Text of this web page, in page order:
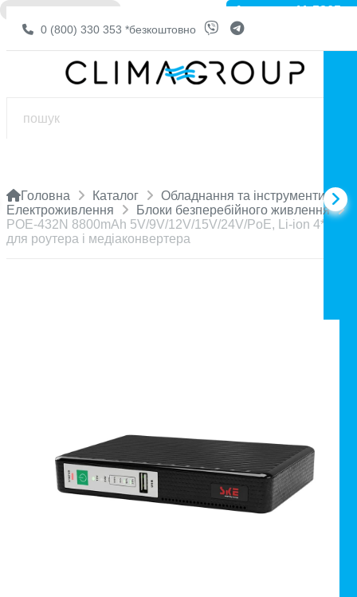
0 (800) 330 353 *безкоштовно
Головна Каталог
Обладнання та інструменти
Електроживлення
Блоки безперебійного живлення
POE-432N 8800mAh 5V/9V/12V/15V/24V/PoE, Li-ion
для роутера і медіаконвертера
Артикул: 11-5865
❌ НЕМА В НАЯВНОСТІ